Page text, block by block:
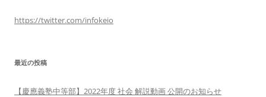
https://twitter.com/infokeio
最近の投稿
【慶應義塾中等部】2022年度 社会 解説動画 公開のお知らせ